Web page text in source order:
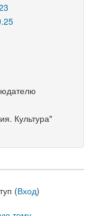
Культура"
(Вход)